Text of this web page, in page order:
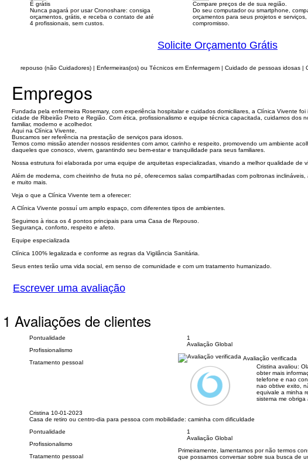
É grátis
Nunca pagará por usar Cronoshare: consiga
orçamentos, grátis, e receba o contato de até
4 profissionais, sem custos.
Compare preços de de sua região.
Do seu computador ou smartphone,
orçamentos para seus projetos e serviços,
compromisso.
Solicite Orçamento Grátis
repouso (não Cuidadores) | Enfermeiras(os) ou Técnicos em Enfermagem | Cuidado de pessoas idosas
Empregos
Fundada pela enfermeira Rosemary, com experiência hospitalar e cuidados domiciliares, a Clínica Vivente
cidade de Ribeirão Preto e Região. Com ética, profissionalismo e equipe técnica capacitada, cuidamos dos
familiar, moderno e acolhedor.
Aqui na Clínica Vivente,
Buscamos ser referência na prestação de serviços para idosos.
Temos como missão atender nossos residentes com amor, carinho e respeito, promovendo um ambiente
daqueles que conosco, vivem, garantindo seu bem-estar e tranquilidade para seus familiares.
Nossa estrutura foi elaborada por uma equipe de arquitetas especializadas, visando a melhor qualidade de
Além de moderna, com cheirinho de fruta no pé, oferecemos salas compartilhadas com poltronas
e muito mais.
Veja o que a Clínica Vivente tem a oferecer:
A Clínica Vivente possuí um amplo espaço, com diferentes tipos de ambientes.
Seguimos à risca os 4 pontos principais para uma Casa de Repouso.
Segurança, conforto, respeito e afeto.
Equipe especializada
Clínica 100% legalizada e conforme as regras da Vigilância Sanitária.
Seus entes terão uma vida social, em senso de comunidade e com um tratamento humanizado.
Escrever uma avaliação
1 Avaliações de clientes
Pontualidade
Profissionalismo
Tratamento pessoal
1
Avaliação Global
Avaliação verificada
Cristina 10-01-2023
Casa de retiro ou centro-dia para pessoa com mobilidade: caminha com dificuldade
Cristina avaliou:
obter mais
telefone e nao
nao obtive exito,
equivale a minha
sistema me obriga
Pontualidade
Profissionalismo
Tratamento pessoal
1
Avaliação Global
Primeiramente, lamentamos por não termos
que possamos conversar sobre sua busca de